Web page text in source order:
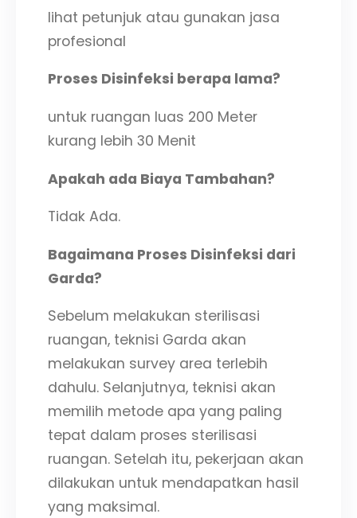
lihat petunjuk atau gunakan jasa
profesional
Proses Disinfeksi berapa lama?
untuk ruangan luas 200 Meter
kurang lebih 30 Menit
Apakah ada Biaya Tambahan?
Tidak Ada.
Bagaimana Proses Disinfeksi dari
Garda?
Sebelum melakukan sterilisasi
ruangan, teknisi Garda akan
melakukan survey area terlebih
dahulu. Selanjutnya, teknisi akan
memilih metode apa yang paling
tepat dalam proses sterilisasi
ruangan. Setelah itu, pekerjaan akan
dilakukan untuk mendapatkan hasil
yang maksimal.